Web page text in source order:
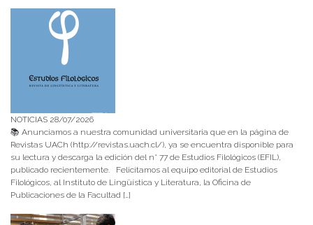
NOTICIAS 28/07/2026
📚 Anunciamos a nuestra comunidad universitaria que en la página de
Revistas UACh (http://revistas.uach.cl/), ya se encuentra disponible para
su lectura y descarga la edición del n° 77 de Estudios Filológicos (EFIL),
publicado recientemente. Felicitamos al equipo editorial de Estudios
Filológicos, al Instituto de Lingüística y Literatura, la Oficina de
Publicaciones de la Facultad […]